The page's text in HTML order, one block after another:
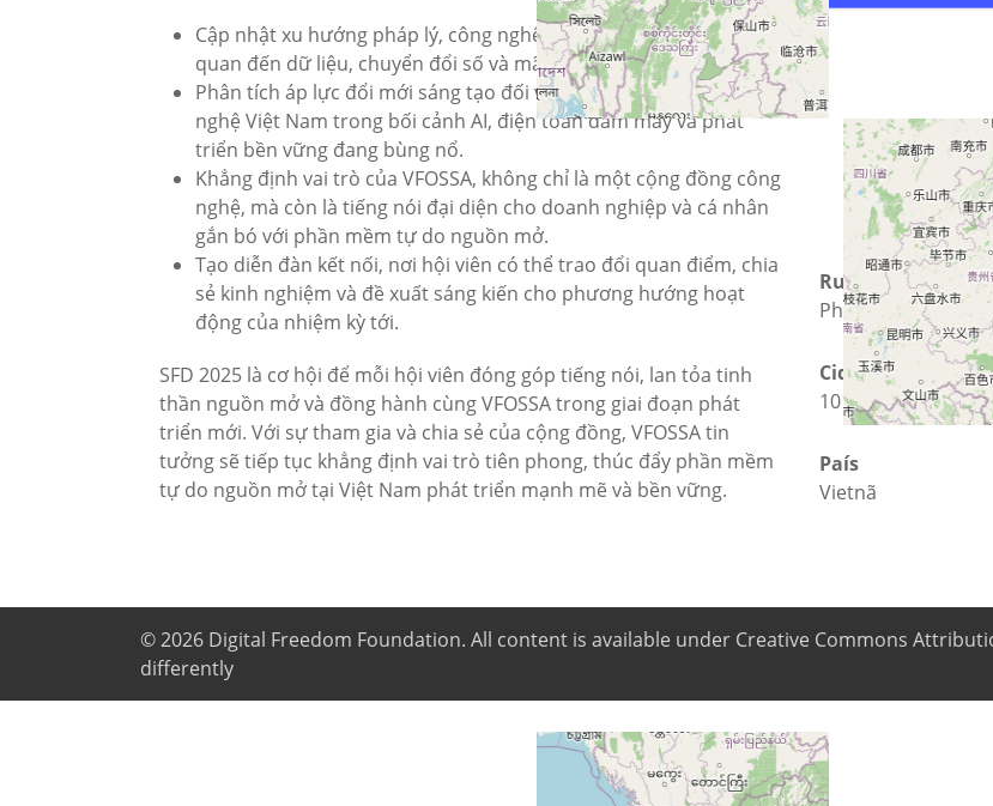
Cập nhật xu hướng pháp lý, công nghệ và chính sách mới liên
quan đến dữ liệu, chuyển đổi số và mã nguồn mở.
Phân tích áp lực đổi mới sáng tạo đối với doanh nghiệp công
nghệ Việt Nam trong bối cảnh AI, điện toán đám mây và phát
triển bền vững đang bùng nổ.
Khẳng định vai trò của VFOSSA, không chỉ là một cộng đồng công
nghệ, mà còn là tiếng nói đại diện cho doanh nghiệp và cá nhân
gắn bó với phần mềm tự do nguồn mở.
Tạo diễn đàn kết nối, nơi hội viên có thể trao đổi quan điểm, chia
sẻ kinh nghiệm và đề xuất sáng kiến cho phương hướng hoạt
động của nhiệm kỳ tới.
SFD 2025 là cơ hội để mỗi hội viên đóng góp tiếng nói, lan tỏa tinh
thần nguồn mở và đồng hành cùng VFOSSA trong giai đoạn phát
triển mới. Với sự tham gia và chia sẻ của cộng đồng, VFOSSA tin
tưởng sẽ tiếp tục khẳng định vai trò tiên phong, thúc đẩy phần mềm
tự do nguồn mở tại Việt Nam phát triển mạnh mẽ và bền vững.
Rua
Phố Nguyễn Văn
Cidade
10170 Hà Nội
País
Vietnã
© 2026 Digital Freedom Foundation. All content is available under Creative Commons
differently